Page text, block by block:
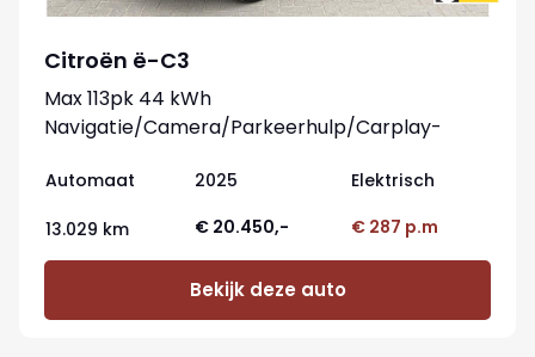
Citroën ë-C3
Max 113pk 44 kWh
Navigatie/Camera/Parkeerhulp/Carplay-
Automaat 2025 Elektrisch
13.029 km € 20.450,- € 287 p.m
Bekijk deze auto